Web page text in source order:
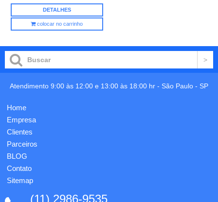
DETALHES
colocar no carrinho
Atendimento 9:00 às 12:00 e 13:00 às 18:00 hr - São Paulo - SP
Home
Empresa
Clientes
Parceiros
BLOG
Contato
Sitemap
(11) 2986-9535